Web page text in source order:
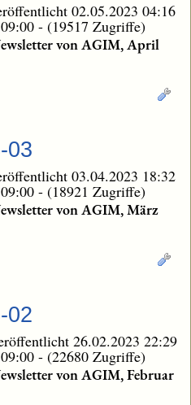
02.05.2023 04:16
- (19517 Zugriffe)
von AGIM, April
03
03.04.2023 18:32
- (18921 Zugriffe)
von AGIM, März
02
26.02.2023 22:29
- (22680 Zugriffe)
von AGIM, Februar